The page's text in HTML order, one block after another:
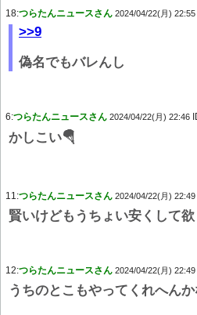
18:つらたんニュースさん 2024/04/22(月) 22:55
>>9
偽名でもバレんし
6:つらたんニュースさん 2024/04/22(月) 22:46
かしこい🪂
11:つらたんニュースさん 2024/04/22(月) 22:49
賢いけどもうちょい安くして
12:つらたんニュースさん 2024/04/22(月) 22:49
うちのとこもやってくれへん